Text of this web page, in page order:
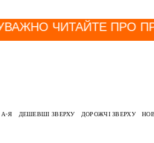
ЧИТАЙТЕ ПРО
А-Я ДЕШЕВШІ ЗВЕРХУ ДОРОЖЧІ ЗВЕРХУ